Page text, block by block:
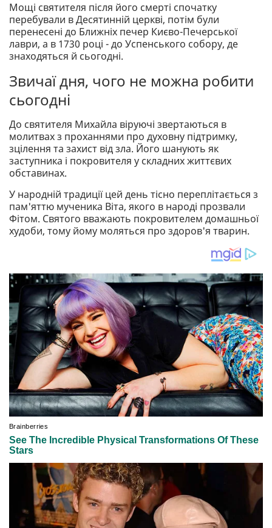
Мощі святителя після його смерті спочатку
перебували в Десятинній церкві, потім були
перенесені до Ближніх печер Києво-Печерської
лаври, а в 1730 році - до Успенського собору, де
знаходяться й сьогодні.
Звичаї дня, чого не можна робити
сьогодні
До святителя Михайла віруючі звертаються в
молитвах з проханнями про духовну підтримку,
зцілення та захист від зла. Його шанують як
заступника і покровителя у складних життєвих
обставинах.
У народній традиції цей день тісно переплітається з
пам'яттю мученика Віта, якого в народі прозвали
Фітом. Святого вважають покровителем домашньої
худоби, тому йому моляться про здоров'я тварин.